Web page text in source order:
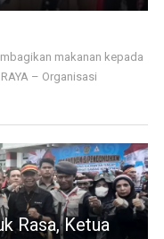
makanan kepada
– Organisasi
Rasa, Ketua